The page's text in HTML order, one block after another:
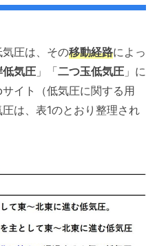
圧は、その移動経路によっ
低気圧 」「二つ玉低気圧 」に
イト（低気圧に関する用
は、表1のとおり整理され